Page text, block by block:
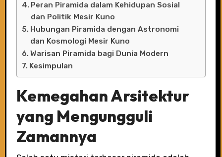
Peran Piramida dalam Kehidupan Sosial
dan Politik Mesir Kuno
Hubungan Piramida dengan Astronomi
dan Kosmologi Mesir Kuno
Warisan Piramida bagi Dunia Modern
Kesimpulan
Kemegahan Arsitektur
yang Mengungguli
Zamannya